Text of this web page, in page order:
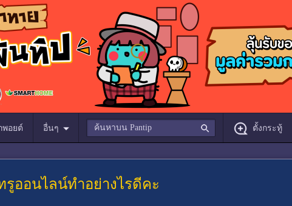
พอยต์ อื่นๆ ตั้งกระทู้
ออนไลน์ทำอย่างไรดีคะ